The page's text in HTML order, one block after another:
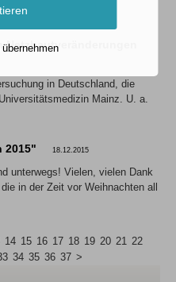
in Deutschland, die
Mainz. U. a.
2015" 18.12.2015
unterwegs! Vielen, vielen Dank
in der Zeit vor Weihnachten all
14 15 16 17 18 19 20 21
22
34 35 36 37 >